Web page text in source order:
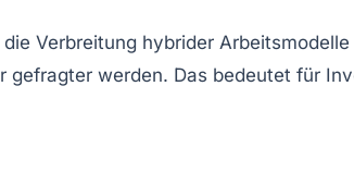
Verbreitung hybrider Arbeitsmodelle
werden. Das bedeutet für